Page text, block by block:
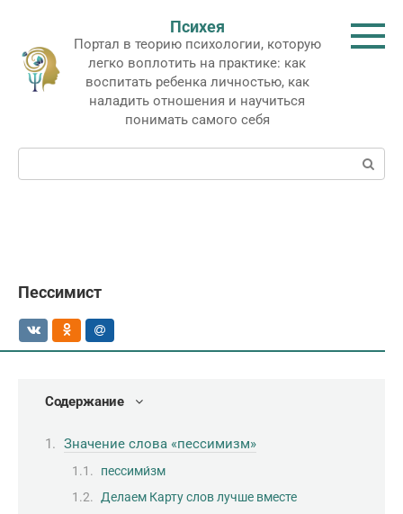
контенту
Психея
Портал в теорию психологии, которую
легко воплотить на практике: как
воспитать ребенка личностью, как
наладить отношения и научиться
понимать самого себя
Поиск:
Пессимист
Содержание
Значение слова «пессимизм»
пессими́зм
Делаем Карту слов лучше вместе